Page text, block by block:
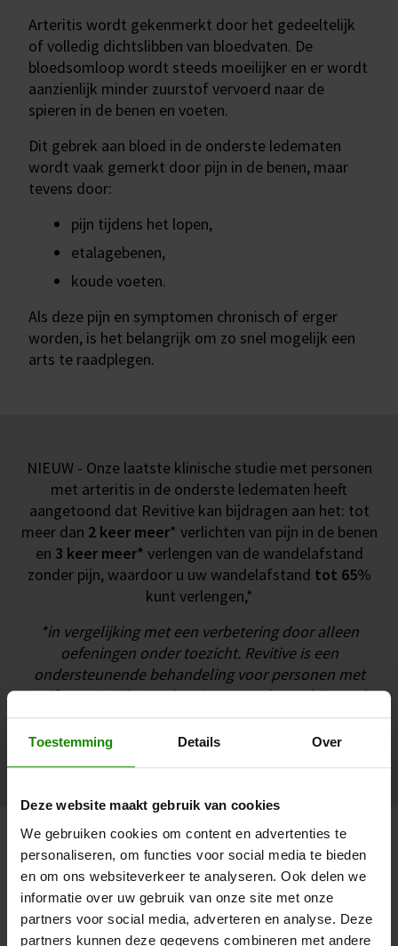
Toestemming Details Over
Deze website maakt gebruik van cookies
We gebruiken cookies om content en advertenties te
personaliseren, om functies voor social media te bieden
en om ons websiteverkeer te analyseren. Ook delen we
informatie over uw gebruik van onze site met onze
partners voor social media, adverteren en analyse. Deze
partners kunnen deze gegevens combineren met andere
Arteritis wordt gekenmerkt door het gedeeltelijk
of volledig dichtslibben van bloedvaten. De
bloedsomloop wordt steeds moeilijker en er wordt
aanzienlijk minder zuurstof vervoerd naar de
spieren in de benen en voeten.
Dit gebrek aan bloed in de onderste ledematen
wordt vaak gemerkt door pijn in de benen, maar
tevens door:
pijn tijdens het lopen,
etalagebenen,
koude voeten.
Als deze pijn en symptomen chronisch of erger
worden, is het belangrijk om zo snel mogelijk een
arts te raadplegen.
NIEUW - Onze laatste klinische studie met personen
met arteritis in de onderste ledematen heeft
aangetoond dat Revitive kan bijdragen aan het: tot
meer dan 2 keer meer* verlichten van pijn in de benen
en 3 keer meer* verlengen van de wandelafstand
zonder pijn, waardoor u uw wandelafstand tot 65%
kunt verlengen,*
*in vergelijking met een verbetering door alleen
oefeningen onder toezicht. Revitive is een
ondersteunende behandeling voor personen met
perifere arteriële aandoeningen en draagt bij aan de
hierboven genoemde verbeteringen in vergelijking met
alleen oefeningen, blijkt uit klinisch onderzoek
De symptomen van een
hoge bloeddruk
Mensen met een hoge bloeddruk kunnen
verschillende symptomen ervaren.